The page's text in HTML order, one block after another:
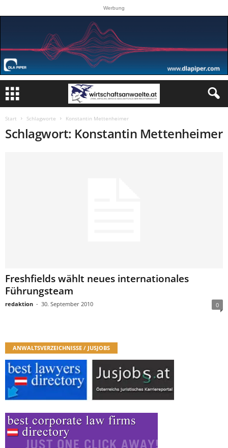
Werbung
Start Schlagworte Konstantin Mettenheimer
Schlagwort: Konstantin Mettenheimer
Freshfields wählt neues internationales
Führungsteam
redaktion - 30. September 2010 0
ANWALTSVERZEICHNISSE / JUSJOBS